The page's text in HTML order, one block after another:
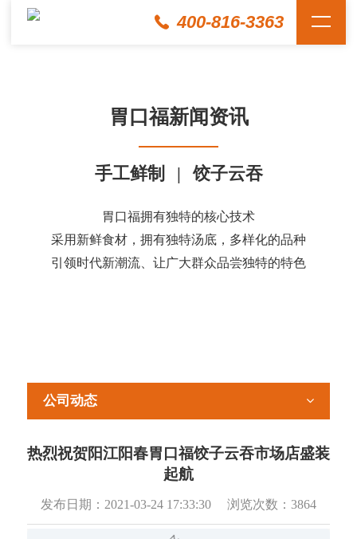
400-816-3363
胃口福新闻资讯
手工鲜制 | 饺子云吞
胃口福拥有独特的核心技术
采用新鲜食材，拥有独特汤底，多样化的品种
引领时代新潮流、让广大群众品尝独特的特色
公司动态
热烈祝贺阳江阳春胃口福饺子云吞市场店盛装
起航
发布日期： 2021-03-24 17:33:30 浏览次数： 3864